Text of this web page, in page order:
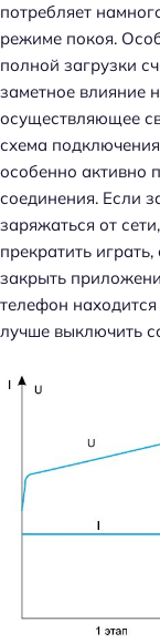
потребляет
режиме покоя.
полной загрузки
заметное влияние
осуществляющее
схема
особенно активно
соединения. Если
заряжаться от
прекратить
закрыть
телефон
лучше выключить